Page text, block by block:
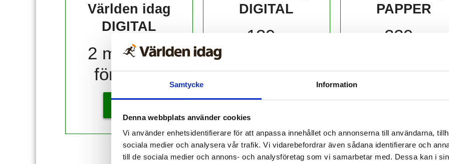
Samtycke Information
Denna webbplats använder cookies
Vi använder enhetsidentifierare för att anpassa innehållet och annonserna till användarna,
sociala medier och analysera vår trafik. Vi vidarebefordrar även sådana identifierare och
till de sociala medier och annons- och analysföretag som vi samarbetar med. Dessa kan i
Världen idag
DIGITAL
2 månader
för 10 kr!
DIGITAL
139,-
PAPPER
229,-
Redan prenumerant? Logga in